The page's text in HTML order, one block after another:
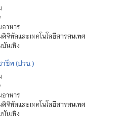
าหาร
จิทัลและเทคโนโลยีสารสนเทศ
นเทิง
ชีพ (ปวช.)
าหาร
จิทัลและเทคโนโลยีสารสนเทศ
นเทิง